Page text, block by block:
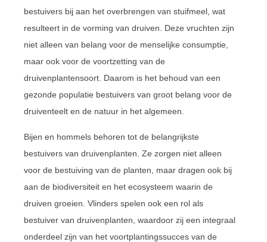
bestuivers bij aan het overbrengen van stuifmeel, wat
resulteert in de vorming van druiven. Deze vruchten zijn
niet alleen van belang voor de menselijke consumptie,
maar ook voor de voortzetting van de
druivenplantensoort. Daarom is het behoud van een
gezonde populatie bestuivers van groot belang voor de
druiventeelt en de natuur in het algemeen.
Bijen en hommels behoren tot de belangrijkste
bestuivers van druivenplanten. Ze zorgen niet alleen
voor de bestuiving van de planten, maar dragen ook bij
aan de biodiversiteit en het ecosysteem waarin de
druiven groeien. Vlinders spelen ook een rol als
bestuiver van druivenplanten, waardoor zij een integraal
onderdeel zijn van het voortplantingssucces van de